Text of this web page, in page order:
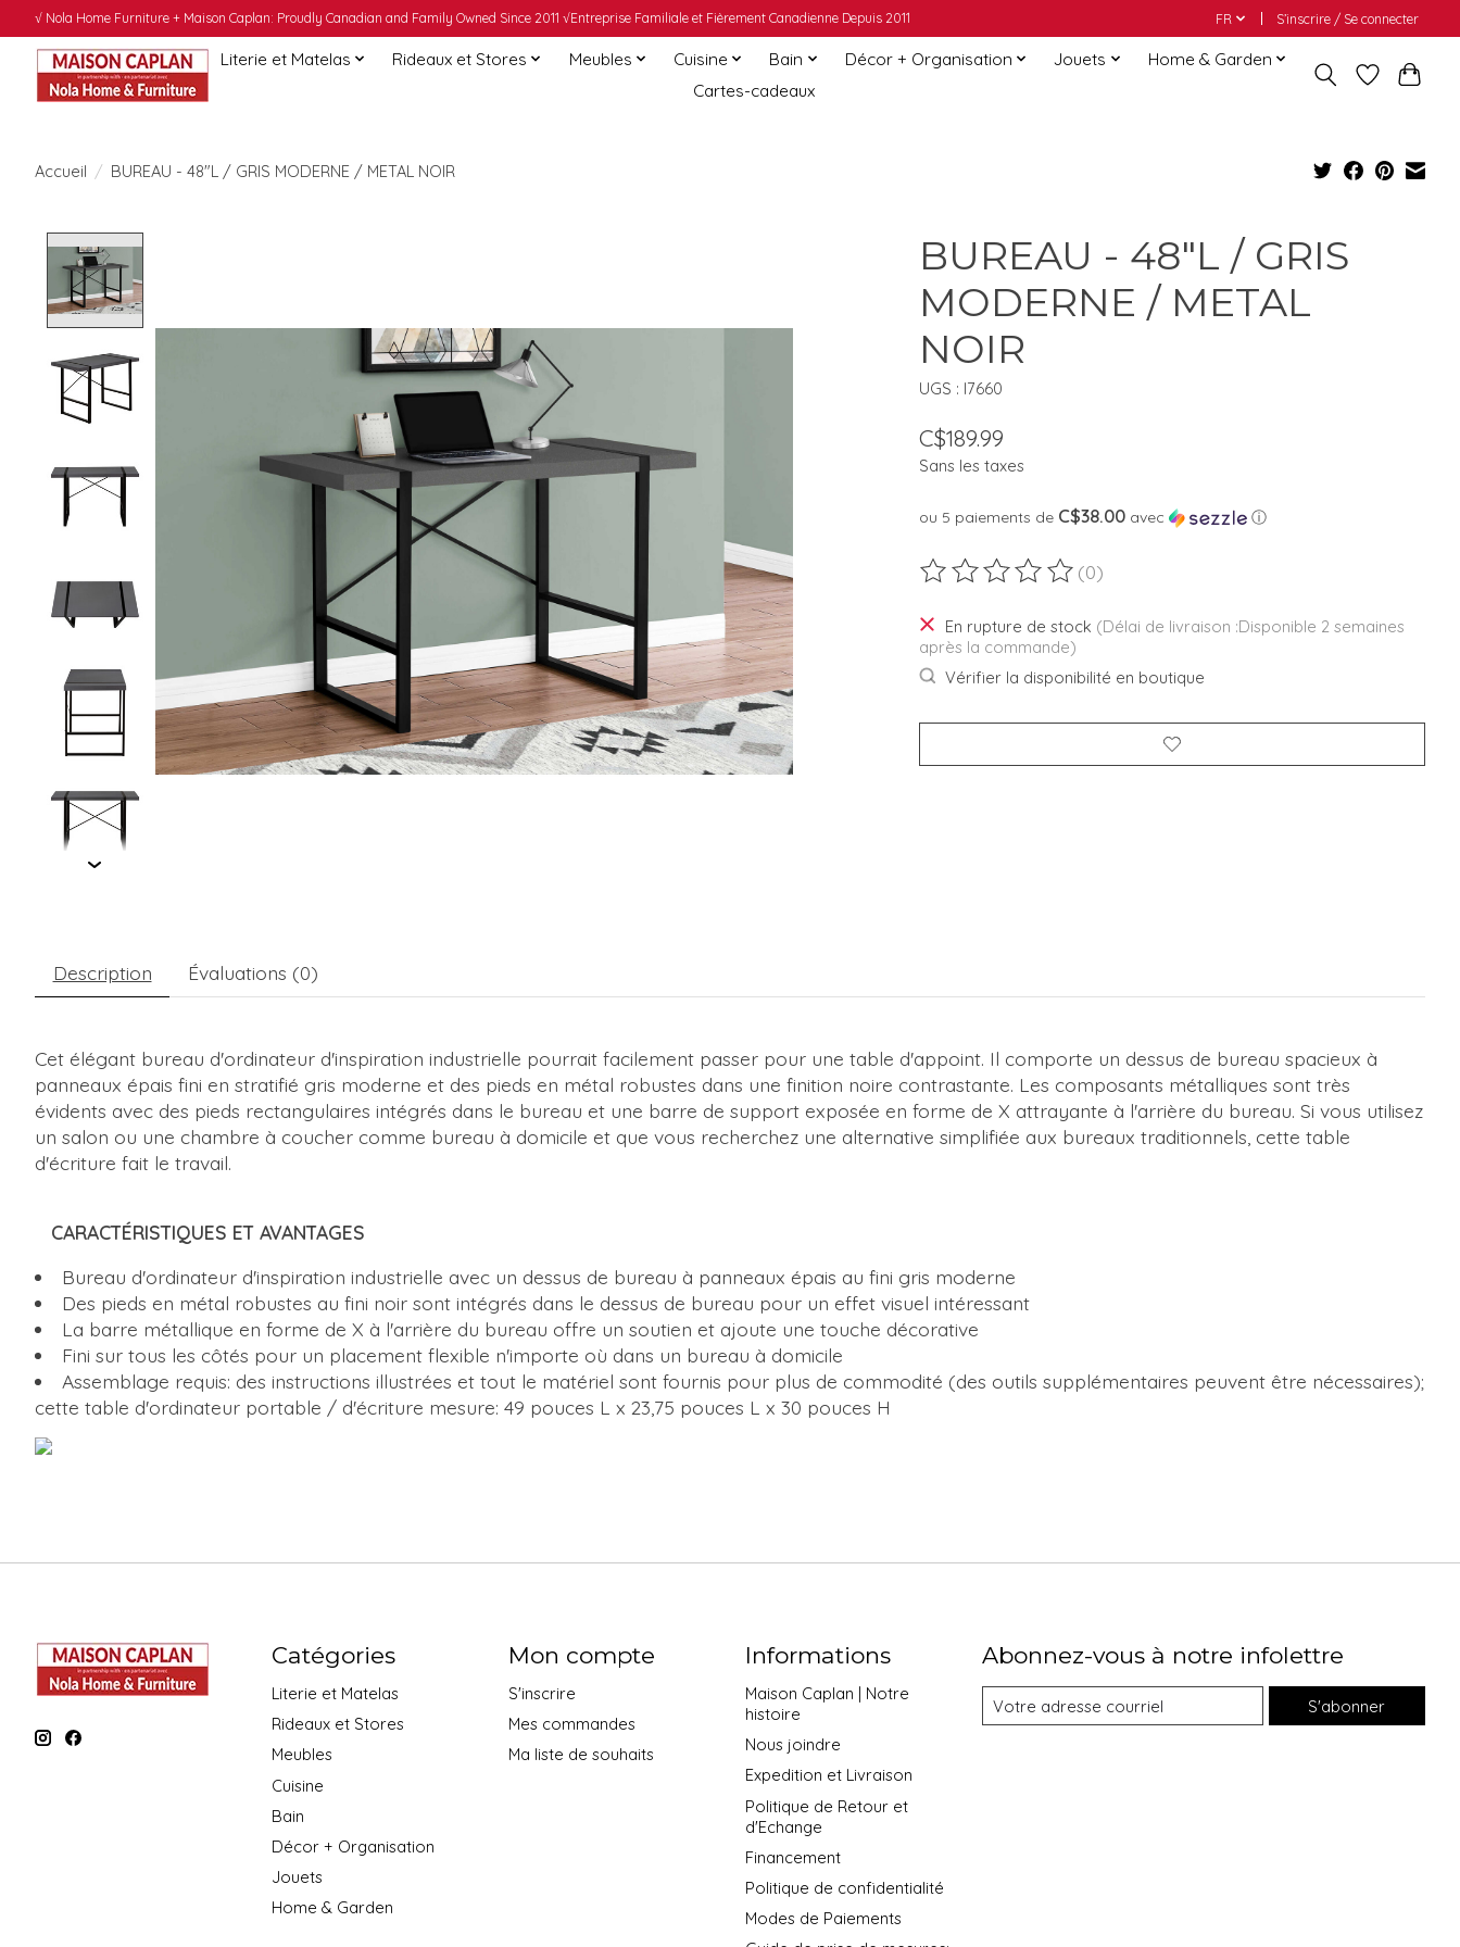
√ Nola Home Furniture + Maison Caplan: Proudly Canadian and Family Owned Since 2011 √Entreprise Familiale et Fièrement Canadienne Depuis 2011 FR S’inscrire / Se connecter
Literie et Matelas Rideaux et Stores Meubles Cuisine Bain Décor + Organisation Jouets
Home & Garden
Cartes-cadeaux
Accueil / BUREAU - 48"L / GRIS MODERNE / METAL NOIR
BUREAU - 48"L / GRIS
MODERNE / METAL
NOIR
UGS : I7660
C$189.99
Sans les taxes
ou 5 paiements de C$38.00avec ⓘ
Ce produit est évalué à
(0)
En rupture de stock (Délai de livraison :Disponible 2 semaines
après la commande)
Vérifier la disponibilité en boutique
Description Évaluations (0)
Cet élégant bureau d'ordinateur d'inspiration industrielle pourrait facilement passer pour une table d'appoint. Il comporte un dessus de bureau spacieux à
panneaux épais fini en stratifié gris moderne et des pieds en métal robustes dans une finition noire contrastante. Les composants métalliques sont très
évidents avec des pieds rectangulaires intégrés dans le bureau et une barre de support exposée en forme de X attrayante à l'arrière du bureau. Si vous utilisez
un salon ou une chambre à coucher comme bureau à domicile et que vous recherchez une alternative simplifiée aux bureaux traditionnels, cette table
d'écriture fait le travail.
CARACTÉRISTIQUES ET AVANTAGES
Bureau d'ordinateur d'inspiration industrielle avec un dessus de bureau à panneaux épais au fini gris moderne
Des pieds en métal robustes au fini noir sont intégrés dans le dessus de bureau pour un effet visuel intéressant
La barre métallique en forme de X à l'arrière du bureau offre un soutien et ajoute une touche décorative
Fini sur tous les côtés pour un placement flexible n'importe où dans un bureau à domicile
Assemblage requis: des instructions illustrées et tout le matériel sont fournis pour plus de commodité (des outils supplémentaires peuvent être nécessaires);
cette table d'ordinateur portable / d'écriture mesure: 49 pouces L x 23,75 pouces L x 30 pouces H
Catégories
Literie et Matelas
Rideaux et Stores
Meubles
Cuisine
Bain
Décor + Organisation
Jouets
Home & Garden
Mon compte
S'inscrire
Mes commandes
Ma liste de souhaits
Informations
Maison Caplan | Notre
histoire
Nous joindre
Expedition et Livraison
Politique de Retour et
d'Echange
Financement
Politique de confidentialité
Modes de Paiements
Abonnez-vous à notre infolettre
S'abonner